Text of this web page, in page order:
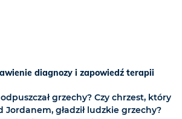
diagnozy i zapowiedź terapii
grzechy? Czy chrzest, który
Jordanem, gładził ludzkie grzechy?